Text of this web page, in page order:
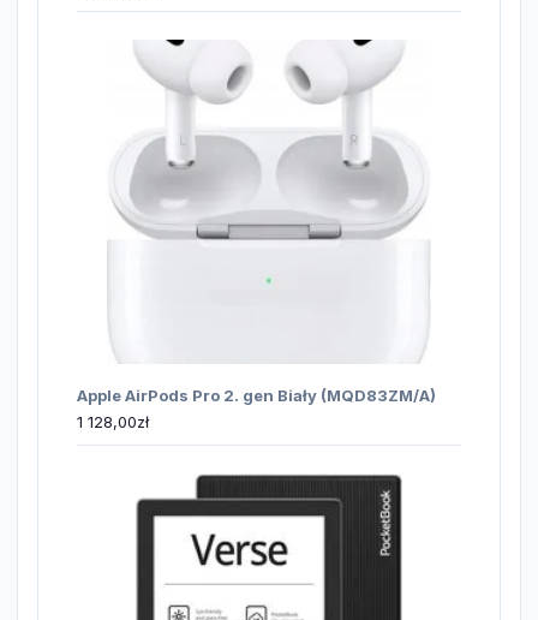
Apple AirPods Pro 2. gen Biały (MQD83ZM/A)
1 128,00zł